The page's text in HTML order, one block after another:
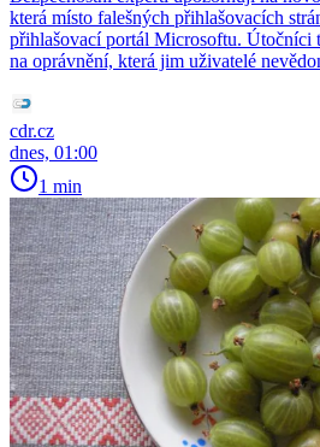
která místo falešných přihlašovacích
přihlašovací portál Microsoftu. Útočníci
na oprávnění, která jim uživatelé
cdr.cz
dnes, 01:00
1 min